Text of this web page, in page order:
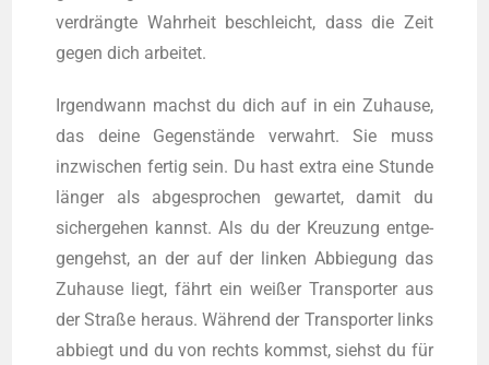
ver­dräng­te Wahr­heit beschleicht, dass die Zeit
gegen dich arbeitet.
Irgend­wann machst du dich auf in ein Zuhau­se,
das dei­ne Gegen­stän­de ver­wahrt. Sie muss
inzwi­schen fer­tig sein. Du hast extra eine Stun­de
län­ger als abge­spro­chen gewar­tet, damit du
sicher­ge­hen kannst. Als du der Kreu­zung ent­ge­
gen­gehst, an der auf der lin­ken Abbie­gung das
Zuhau­se liegt, fährt ein wei­ßer Trans­por­ter aus
der Stra­ße her­aus. Wäh­rend der Trans­por­ter links
abbiegt und du von rechts kommst, siehst du für